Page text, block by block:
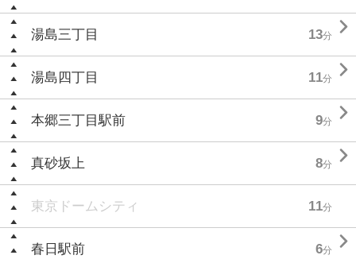
湯島三丁目 13分 
湯島四丁目 11分 
本郷三丁目駅前 9分 
真砂坂上 8分 
東京ドームシティ 11分
春日駅前 6分 